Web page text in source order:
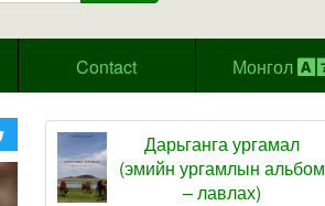
Contact Монгол
Дарьганга ургамал
(эмийн ургамлын альбом
– лавлах)